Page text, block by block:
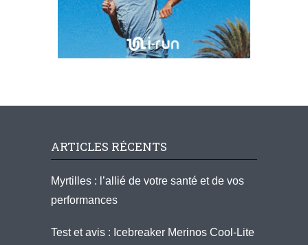
ARTICLES RÉCENTS
Myrtilles : l’allié de votre santé et de vos
performances
Test et avis : Icebreaker Merinos Cool-Lite